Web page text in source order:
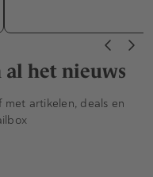
al het nieuws
artikelen, deals en